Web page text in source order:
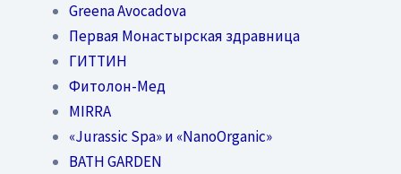
Greena Avocadova
Первая Монастырская здравница
ГИТТИН
Фитолон-Мед
MIRRA
«Jurassic Spa» и «NanoOrganic»
BATH GARDEN